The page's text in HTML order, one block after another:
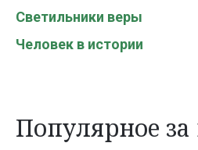
Светильники веры
Человек в истории
Популярное за